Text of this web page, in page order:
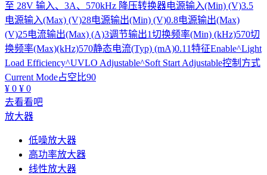
至 28V 输入、3A、570kHz 降压转换器电源输入(Min) (V)3.5
电源输入(Max) (V)28电源输出(Min) (V)0.8电源输出(Max)
(V)25电流输出(Max) (A)3调节输出1切换频率(Min) (kHz)570切
换频率(Max)(kHz)570静态电流(Typ) (mA)0.11特征Enable^Light
Load Efficiency^UVLO Adjustable^Soft Start Adjustable控制方式
Current Mode占空比90
¥ 0 ¥ 0
去看看吧
放大器
低噪放大器
高功率放大器
线性放大器